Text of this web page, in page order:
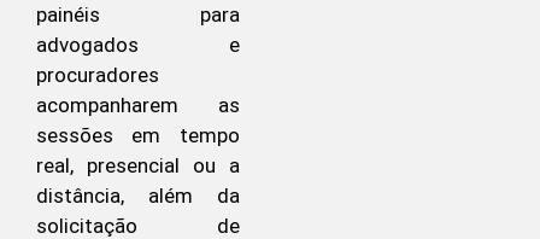
painéis para
advogados e
procuradores
acompanharem as
sessões em tempo
real, presencial ou a
distância, além da
solicitação de